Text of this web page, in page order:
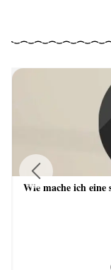
Wie mache ich eine
Previous